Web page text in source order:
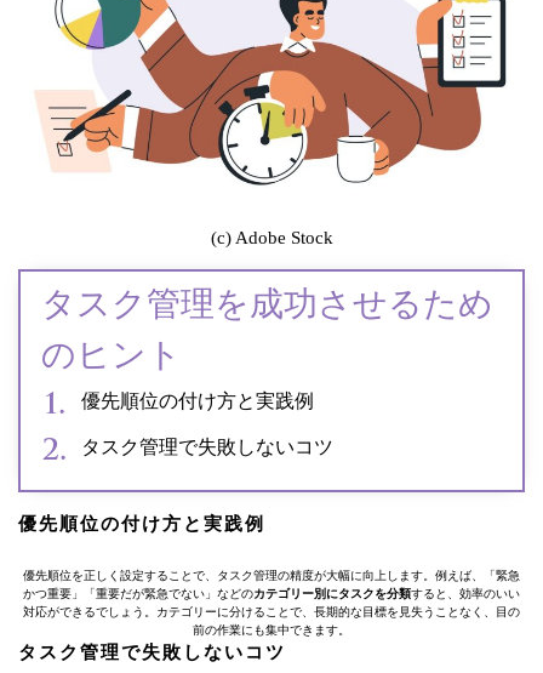
(c) Adobe Stock
タスク管理を成功させるため
のヒント
優先順位の付け方と実践例
タスク管理で失敗しないコツ
優先順位の付け方と実践例
優先順位を正しく設定することで、タスク管理の精度が大幅に向上します。例えば、「緊急
かつ重要」「重要だが緊急でない」などのカテゴリー別にタスクを分類すると、効率のいい
対応ができるでしょう。カテゴリーに分けることで、長期的な目標を見失うことなく、目の
前の作業にも集中できます。
タスク管理で失敗しないコツ